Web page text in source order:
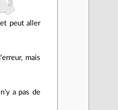
peut aller
mais
a pas de